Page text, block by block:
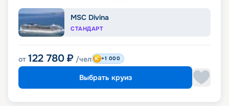
MSC Divina
СТАНДАРТ
от 122 780 ₽ /чел +1 000
Выбрать круиз